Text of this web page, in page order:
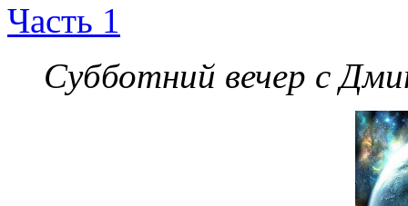
Часть 1
Субботний вечер с